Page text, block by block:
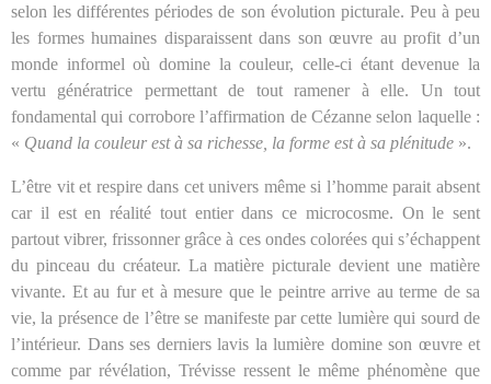
selon les différentes périodes de son évolution picturale. Peu à peu
les formes humaines disparaissent dans son œuvre au profit d’un
monde informel où domine la couleur, celle-ci étant devenue la
vertu génératrice permettant de tout ramener à elle. Un tout
fondamental qui corrobore l’affirmation de Cézanne selon laquelle :
« Quand la couleur est à sa richesse, la forme est à sa plénitude ».
L’être vit et respire dans cet univers même si l’homme parait absent
car il est en réalité tout entier dans ce microcosme. On le sent
partout vibrer, frissonner grâce à ces ondes colorées qui s’échappent
du pinceau du créateur. La matière picturale devient une matière
vivante. Et au fur et à mesure que le peintre arrive au terme de sa
vie, la présence de l’être se manifeste par cette lumière qui sourd de
l’intérieur. Dans ses derniers lavis la lumière domine son œuvre et
comme par révélation, Trévisse ressent le même phénomène que